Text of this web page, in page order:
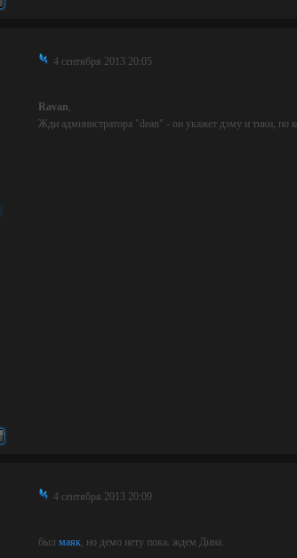
4 сентября 2013 20:05
Ravan,
Жди администратора "dean" - он укажет дэму и тики, по
4 сентября 2013 20:09
был маяк, но демо нету пока. ждем Дина.